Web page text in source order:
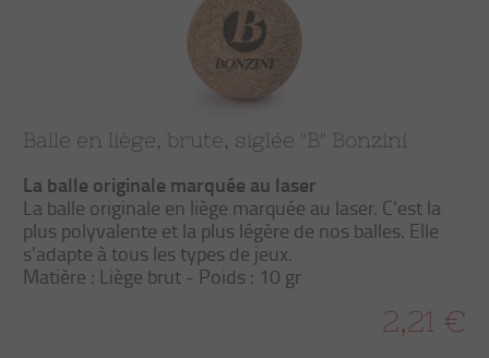
Balle en liège, brute, siglée "B" Bonzini
La balle originale marquée au laser
La balle originale en liège marquée au laser. C'est la
plus polyvalente et la plus légère de nos balles. Elle
s'adapte à tous les types de jeux.
Matière : Liège brut - Poids : 10 gr
2,21 €